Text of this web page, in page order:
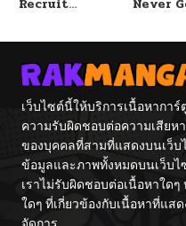
Recruit Never
เว็บไซต์นี้ให้บริการเนื้อหากา
ความรับผิดชอบต่อความเสียห
ของบุคคลที่สามที่แสดงบนเว็บ
ข้อมูลและภาพทั้งหมดบนเว็บไ
เราไม่รับผิดชอบต่อเนื้อหาใ
ใดๆ ที่เกี่ยวข้องกับเนื้อหาที่แส